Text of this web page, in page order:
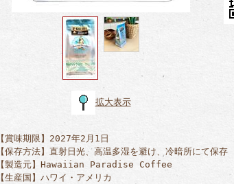
拡大表示
【賞味期限】2027年2月1日
【保存方法】直射日光、高温多湿を避け、冷暗所にて保存
【製造元】Hawaiian Paradise Coffee
【生産国】ハワイ・アメリカ